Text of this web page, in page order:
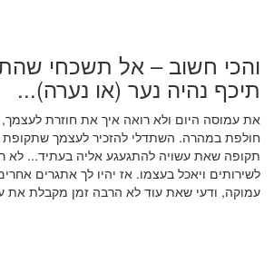
והכי חשוב – אל תשכחי
תיכף נהיה נער (או נערה)...
את עמוסה היום ולא רואה איך את חוזרת לעצמך,
חולפת במהרה. השתדלי להזכיר לעצמך שתקופת
תקופה שאת עשויה להתגעגע אליה בעתיד... לא
לשירותים ויאכל בעצמו. אז יהיו לך אתגרים
עמוקה, ודעי שאת עוד לא הרבה זמן מקבלת את